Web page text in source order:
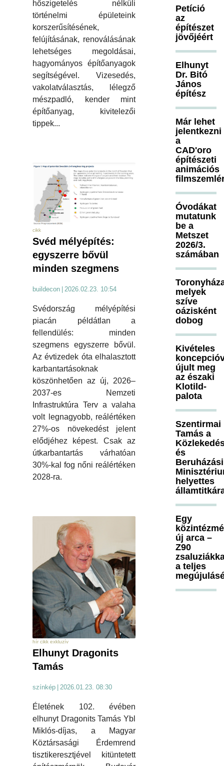
hőszigetelés nélküli
történelmi épületeink
korszerűsítésének,
felújításának, renoválásának
lehetséges megoldásai,
hagyományos építőanyagok
segítségével. Vizesedés,
vakolatválasztás, lélegző
mészpadló, kender mint
építőanyag, kivitelezői
tippek...
cikk
Svéd mélyépítés:
egyszerre bővül
minden szegmens
buildecon 2026.02.23. 10:54
Svédország mélyépítési
piacán példátlan a
fellendülés: minden
szegmens egyszerre bővül.
Az évtizedek óta elhalasztott
karbantartásoknak
köszönhetően az új, 2026–
2037-es Nemzeti
Infrastruktúra Terv a valaha
volt legnagyobb, reálértéken
27%-os növekedést jelent
elődjéhez képest. Csak az
útkarbantartás várhatóan
30%-kal fog nőni reálértéken
2028-ra.
hír cikk exkluzív
Elhunyt Dragonits
Tamás
színkép | 2026.01.23. 08:30
Életének 102. évében
elhunyt Dragonits Tamás Ybl
Miklós-díjas, a Magyar
Köztársasági Érdemrend
tisztikeresztjével kitüntetett
Petíció
az
építészet
jövőjéért
Elhunyt
Dr. Bitó
János
építész
Már lehet
jelentkezni
a
CAD'oro
építészeti
animációs
Óvodákat
mutatunk
be a
Metszet
2026/3.
számában
melyek
szíve
oázisként
dobog
Kivételes
újult meg
az északi
Klotild-
palota
Szentirmai
Tamás a
és
Beruházási
helyettes
Egy
új arca –
Z90
a teljes